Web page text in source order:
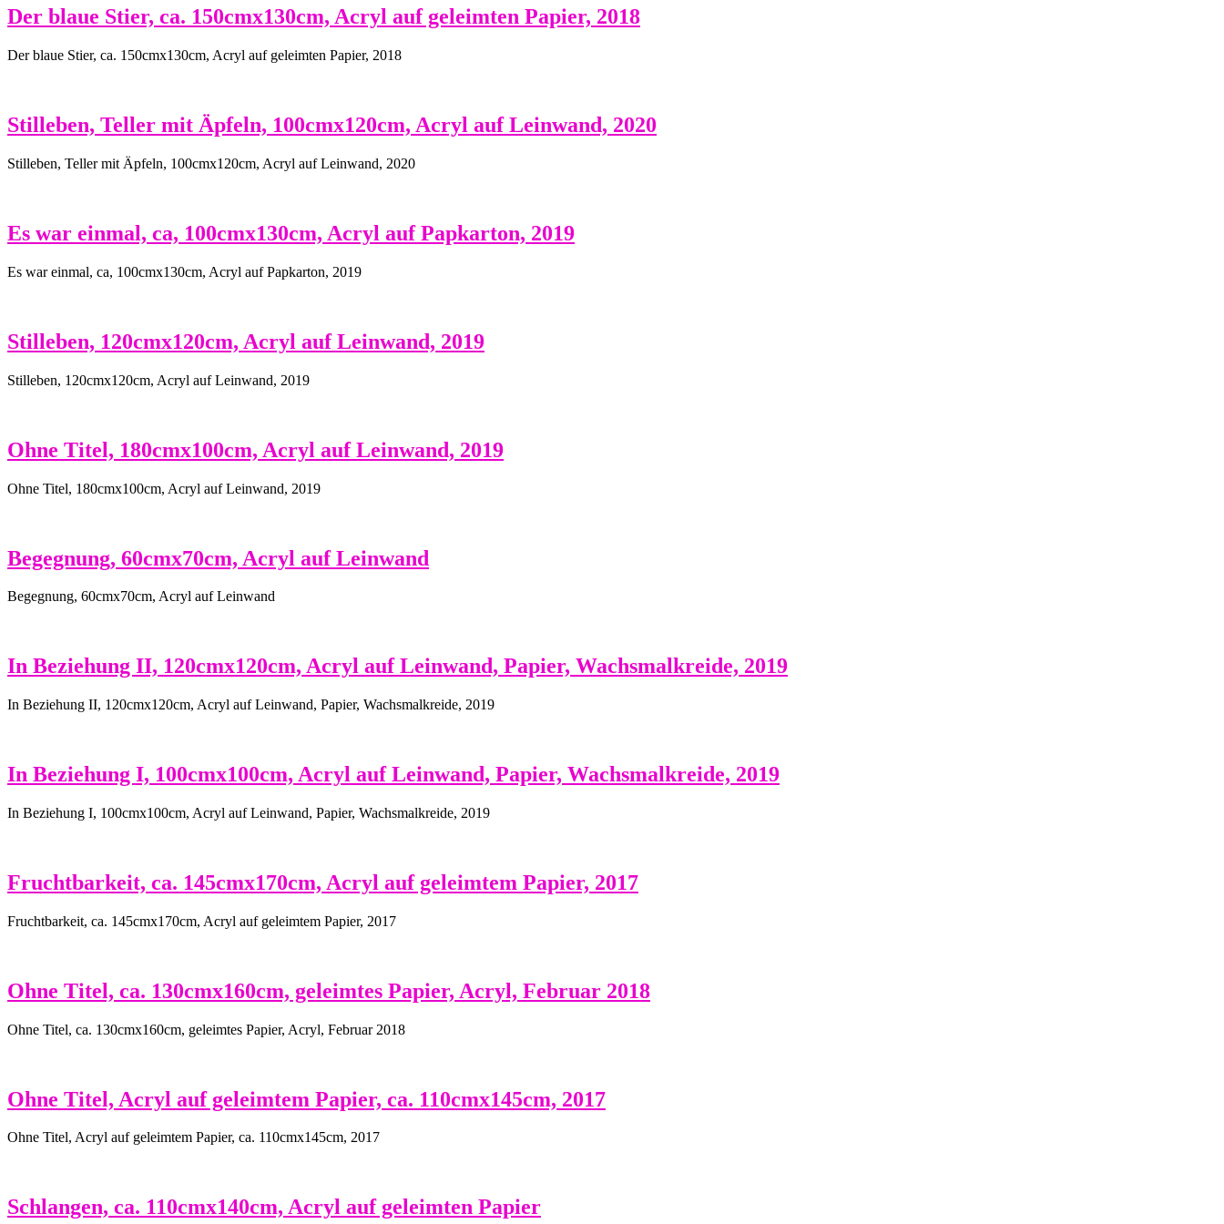
Der blaue Stier, ca. 150cmx130cm, Acryl auf geleimten Papier, 2018
Der blaue Stier, ca. 150cmx130cm, Acryl auf geleimten Papier, 2018
Stilleben, Teller mit Äpfeln, 100cmx120cm, Acryl auf Leinwand, 2020
Stilleben, Teller mit Äpfeln, 100cmx120cm, Acryl auf Leinwand, 2020
Es war einmal, ca, 100cmx130cm, Acryl auf Papkarton, 2019
Es war einmal, ca, 100cmx130cm, Acryl auf Papkarton, 2019
Stilleben, 120cmx120cm, Acryl auf Leinwand, 2019
Stilleben, 120cmx120cm, Acryl auf Leinwand, 2019
Ohne Titel, 180cmx100cm, Acryl auf Leinwand, 2019
Ohne Titel, 180cmx100cm, Acryl auf Leinwand, 2019
Begegnung, 60cmx70cm, Acryl auf Leinwand
Begegnung, 60cmx70cm, Acryl auf Leinwand
In Beziehung II, 120cmx120cm, Acryl auf Leinwand, Papier, Wachsmalkreide, 2019
In Beziehung II, 120cmx120cm, Acryl auf Leinwand, Papier, Wachsmalkreide, 2019
In Beziehung I, 100cmx100cm, Acryl auf Leinwand, Papier, Wachsmalkreide, 2019
In Beziehung I, 100cmx100cm, Acryl auf Leinwand, Papier, Wachsmalkreide, 2019
Fruchtbarkeit, ca. 145cmx170cm, Acryl auf geleimtem Papier, 2017
Fruchtbarkeit, ca. 145cmx170cm, Acryl auf geleimtem Papier, 2017
Ohne Titel, ca. 130cmx160cm, geleimtes Papier, Acryl, Februar 2018
Ohne Titel, ca. 130cmx160cm, geleimtes Papier, Acryl, Februar 2018
Ohne Titel, Acryl auf geleimtem Papier, ca. 110cmx145cm, 2017
Ohne Titel, Acryl auf geleimtem Papier, ca. 110cmx145cm, 2017
Schlangen, ca. 110cmx140cm, Acryl auf geleimten Papier